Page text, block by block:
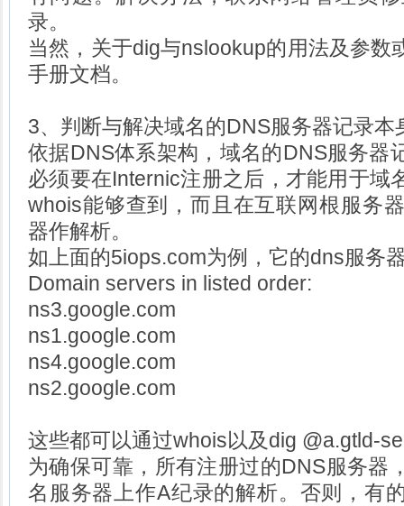
录。
当然，关于dig与nslookup的用法及参数
手册文档。
3、判断与解决域名的DNS服务器记录本
依据DNS体系架构，域名的DNS服务器
必须要在Internic注册之后，才能用于域
whois能够查到，而且在互联网根服务
器作解析。
如上面的5iops.com为例，它的dns服务
Domain servers in listed order:
ns3.google.com
ns1.google.com
ns4.google.com
ns2.google.com
这些都可以通过whois以及dig @a.gtld-
为确保可靠，所有注册过的DNS服务器
名服务器上作A纪录的解析。否则，有